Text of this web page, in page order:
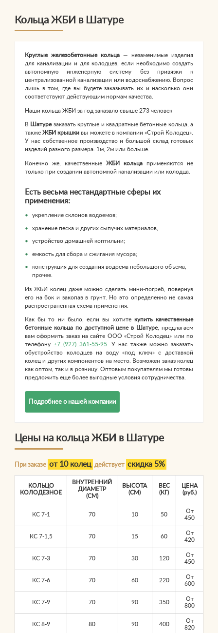
Кольца ЖБИ в Шатуре
Круглые железобетонные кольца — незаменимые изделия
для канализации и для колодцев, если необходимо создать
автономную инженерную систему без привязки к
централизованной канализации или водоснабжению. Вопрос
лишь в том, где вы будете заказывать их и насколько они
соответствуют действующим нормам качества.
Наши кольца ЖБИ за год заказало свыше 273 человек
В Шатурезаказать круглые и квадратные бетонные кольца, а
такжеЖБИ крышки вы можете в компании «Строй Колодец».
У нас собственное производство и большой склад готовых
изделий разного размера: 1м, 2м или больше.
Конечно же, качественные ЖБИ кольца применяются не
только при создании автономной канализации или колодца.
Есть весьма нестандартные сферы их
применения:
укрепление склонов водоемов;
хранение песка и других сыпучих материалов;
устройство домашней коптильни;
емкость для сбора и сжигания мусора;
конструкция для создания водоема небольшого объема,
прочее.
Из ЖБИ колец даже можно сделать мини-погреб, повернув
его на бок и закопав в грунт. Но это определенно не самая
распространенная схема применения.
Как бы то ни было, если вы хотите купить качественные
бетонные кольца по доступной цене в Шатуре, предлагаем
вам оформить заказ на сайте ООО «Строй Колодец» или по
телефону +7 (927) 361-55-95. У нас также можно заказать
обустройство колодцев на воду «под ключ» с доставкой
колец и других компонентов на место. Возможен заказ колец
как оптом, так и в розницу. Оптовым покупателям мы готовы
предложить еще более выгодные условия сотрудничества.
Подробнее о нашей компании
Цены на кольца ЖБИ в Шатуре
При заказе от 10 колец действует скидка 5%
КОЛЬЦО
КОЛОДЕЗНОЕ
ВНУТРЕННИЙ
ДИАМЕТР
(СМ)
ВЫСОТА
(СМ)
ВЕС
(КГ)
ЦЕНА
(руб.)
КС 7-1 70 10 50
От
450
КС 7-1,5 70 15 60
От
420
КС 7-3 70 30 120
От
450
КС 7-6 70 60 220
От
600
КС 7-9 70 90 350
От
800
КС 8-9 80 90 400
От
820